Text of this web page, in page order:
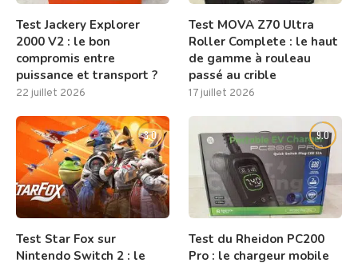
Test Jackery Explorer
2000 V2 : le bon
compromis entre
puissance et transport ?
22 juillet 2026
Test MOVA Z70 Ultra
Roller Complete : le haut
de gamme à rouleau
passé au crible
17 juillet 2026
8.0
Test Star Fox sur
Nintendo Switch 2 : le
9.0
Test du Rheidon PC200
Pro : le chargeur mobile